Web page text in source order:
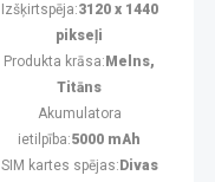
Izšķirtspēja:3120 x 1440
pikseļi
Produkta krāsa: Melns,
Titāns
Akumulatora
ietilpība:5000 mAh
SIM kartes spējas: Divas